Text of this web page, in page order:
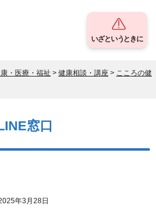
いざというときに
・医療・福祉 > 健康相談・講座 > こころの健
窓口
年3月28日